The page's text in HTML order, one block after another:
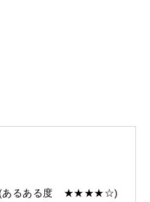
(あるある度 ★★★★☆)